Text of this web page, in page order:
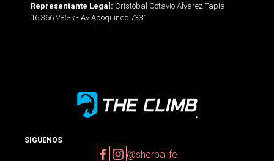
Representante Legal: Cristobal Octavio Alvarez Tapia -
16.366.285-k - Av Apoquindo 7331
SIGUENOS
@sherpalife